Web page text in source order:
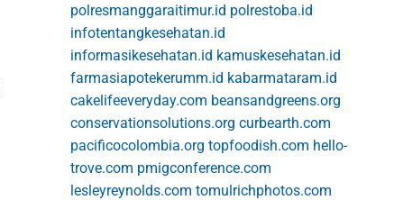
polresmanggaraitimur.id polrestoba.id
infotentangkesehatan.id
informasikesehatan.id kamuskesehatan.id
farmasiapotekerumm.id kabarmataram.id
cakelifeeveryday.com beansandgreens.org
conservationsolutions.org curbearth.com
pacificocolombia.org topfoodish.com hello-
trove.com pmigconference.com
lesleyreynolds.com tomulrichphotos.com